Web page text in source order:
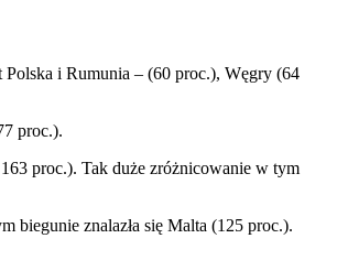
Polska i Rumunia – (60 proc.), Węgry (64
proc.).
proc.). Tak duże zróżnicowanie w tym
biegunie znalazła się Malta (125 proc.).